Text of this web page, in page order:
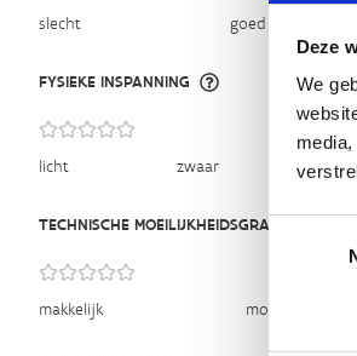
Deze
We
slecht goed
FYSIEKE INSPANNING
licht zwaar
TECHNISCHE MOEILIJKHEIDSGRAAD
makkelijk moeilijk